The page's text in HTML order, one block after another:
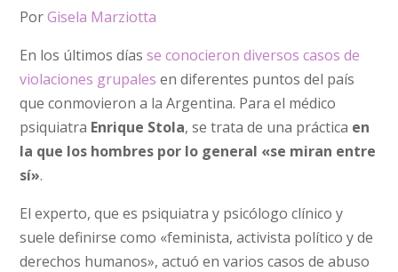
PorGisela Marziotta
En los últimos díasse conocieron diversos casos de
violaciones grupales en diferentes puntos del país
que conmovieron a la Argentina. Para el médico
psiquiatra Enrique Stola, se trata de una práctica en
la que los hombres por lo general «se miran entre
sí».
El experto, que es psiquiatra y psicólogo clínico y
suele definirse como «feminista, activista político y de
derechos humanos», actuó en varios casos de abuso